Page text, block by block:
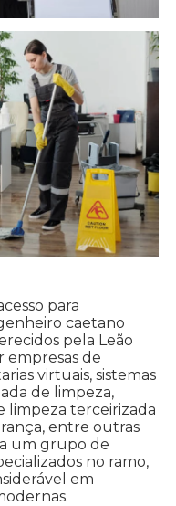
para
caetano
pela Leão
empresas de
virtuais, sistemas
de limpeza,
limpeza terceirizada
entre outras
um grupo de
no ramo,
em